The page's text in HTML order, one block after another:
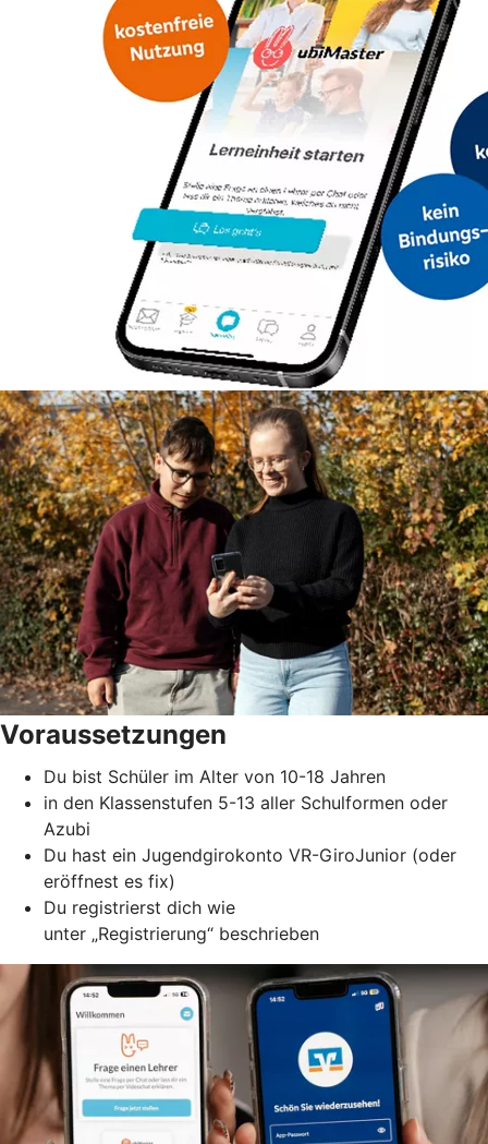
Voraussetzungen
Du bist Schüler im Alter von 10-18 Jahren
in den Klassenstufen 5-13 aller Schulformen oder
Azubi
Du hast ein Jugendgirokonto VR-GiroJunior (oder
eröffnest es fix)
Du registrierst dich wie
unter „Registrierung“ beschrieben